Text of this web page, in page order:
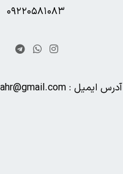
آدرس ایمیل : Digibookshahr@gmail.com